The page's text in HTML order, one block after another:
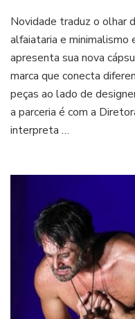
lança
cápsula
parceria
com
a
Diretora
Novidade traduz o olhar
alfaiataria e
apresenta sua nova
marca que conecta
peças ao lado de
a parceria é com a
interpreta …